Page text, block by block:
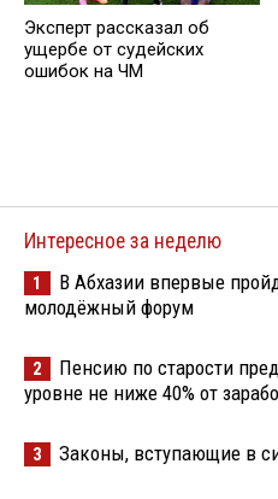
Эксперт рассказал об
ущербе от судейских
ошибок на ЧМ
Интересное за неделю
1
В Абхазии впервые
молодёжный форум
2
Пенсию по старости
уровне не ниже 40% от
3 Законы, вступающие в